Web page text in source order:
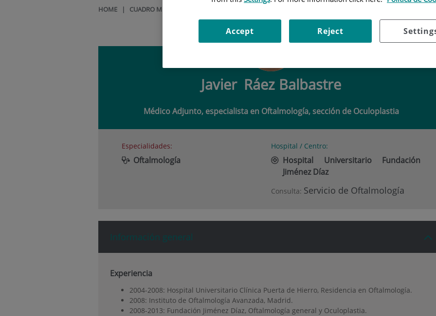
HOME | CUADRO MÉDICO
Javier Ráez Balbastre
Médico Adjunto, especialista en Oftalmología, sección de Oculoplastia
Especialidades:
Oftalmología
Hospital / Centro:
Hospital Universitario Fundación
Jiménez Díaz
Consulta: Servicio de Oftalmología
Información general
Experiencia
2004-2008: Hospital Universitario Clínica Puerta de Hierro, Residencia en Oftalmología.
2008: Instituto de Oftalmología Avanzada, Madrid.
2008-2013: Fundación Jiménez Díaz, Oftalmología general y Oculoplastia.
Reject
Accept